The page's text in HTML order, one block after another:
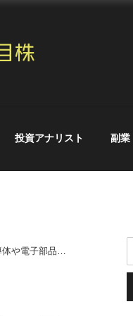
投資アナリスト 副業
や電子部品株